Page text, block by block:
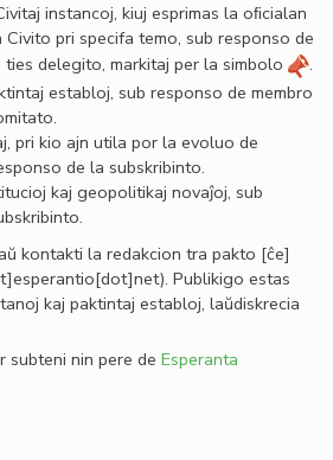
instancoj, kiuj esprimas la oﬁcialan
pri specifa temo, sub responso de
delegito, markitaj per la simbolo
.
establoj, sub responso de membro
pri kio ajn utila por la evoluo de
de la subskribinto.
kaj geopolitikaj novaĵoj, sub
aŭ kontakti la redakcion tra pakto [ĉe]
. Publikigo estas
kaj paktintaj establoj, laŭdiskrecia
subteni nin pere de Esperanta